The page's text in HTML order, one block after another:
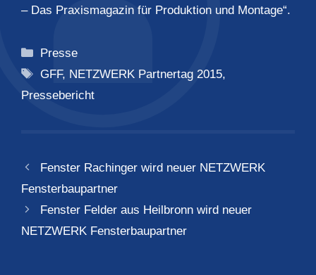
– Das Praxismagazin für Produktion und Montage“.
Kategorien
Presse
Schlagwörter
GFF, NETZWERK Partnertag 2015,
Pressebericht
Fenster Rachinger wird neuer NETZWERK
Fensterbaupartner
Fenster Felder aus Heilbronn wird neuer
NETZWERK Fensterbaupartner